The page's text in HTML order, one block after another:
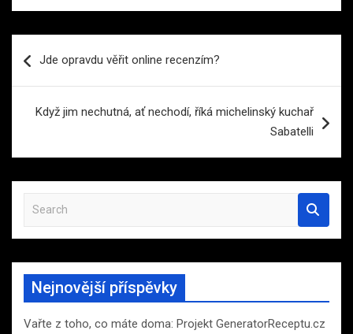
proJde opravdu věřit online recenzím?
Když jim nechutná, ať nechodí, říká michelinský kuchař
Sabatelli
a
r
h
Nejnovější příspěvky
Vařte z toho, co máte doma: Projekt GeneratorReceptu.cz